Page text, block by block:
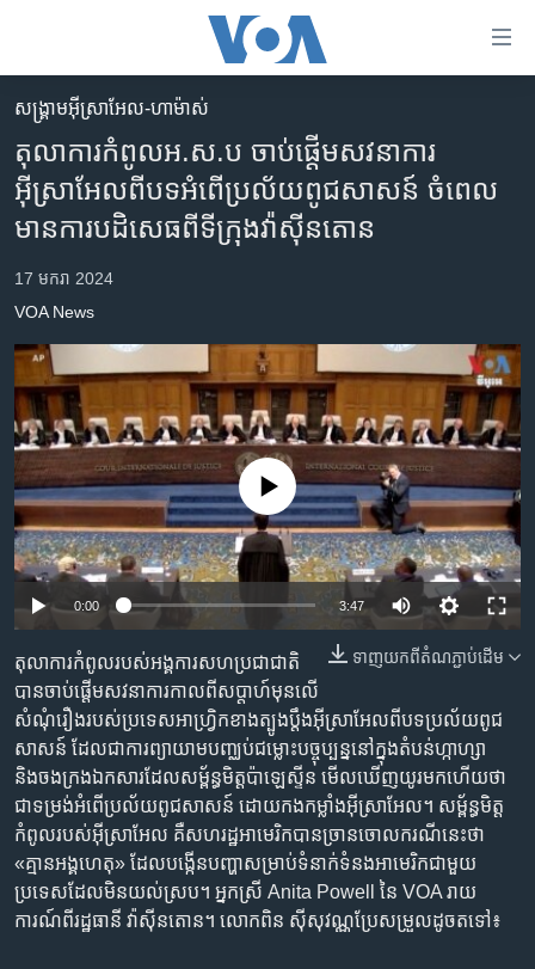
គេហទំព័រ​
ទាក់ទង
រំលង​
និង​
ចូល​
ទំព័រ​
ព័ត៌មាន​​
ម្តង
រំលង​
និង​
ចូល​
ទៅ​
ទំព័រ​
រចនា
សម្ព័ន្ធ​
រំលង​
និង​
ចូល​
ទៅ​
កាន់​
ទំព័រ​
ស្វែង​
រក
កម្ពុជា
អន្តរជាតិ
អាមេរិក
កម្ពុជាច្នៃប្រតិដ្ឋ
ព្រឹត្តិការណ៍ព័ត៌មាន
ទូរទស្សន៍ / វីដេអូ​
វិទ្យុ / ផតខាសថ៍
កម្មវិធីទាំងអស់
Khmer English
ភាសា
សង្គ្រាម​អ៊ីស្រាអែល-ហាម៉ាស់
តុលាការកំពូលអ.ស.ប ចាប់ផ្តើមសវនាការ
អ៊ីស្រាអែលពីបទអំពើប្រល័យពូជសាសន៍ ចំពេល
មានការបដិសេធពីទីក្រុងវ៉ាស៊ីនតោន
17 មករា 2024
VOA News
No media source currently available
0:00 3:47
ទាញ​យក​ពី​តំណភ្ជាប់​ដើម
តុលាការកំពូលរបស់អង្គការសហប្រជាជាតិ
បានចាប់ផ្តើមសវនាការកាលពីសប្តាហ៍មុនលើ
សំណុំរឿងរបស់ប្រទេសអាហ្រ្វិកខាងត្បូងប្តឹងអ៊ីស្រាអែលពីបទប្រល័យពូជ
សាសន៍ ដែលជាការព្យាយាមបញ្ឈប់ជម្លោះបច្ចុប្បន្ននៅក្នុងតំបន់ហ្កាហ្សា
និងចងក្រងឯកសារដែលសម្ព័ន្ធមិត្តប៉ាឡេស្ទីន មើលឃើញយូរមកហើយថា
ជាទម្រង់អំពើប្រល័យពូជសាសន៍ ដោយកងកម្លាំងអ៊ីស្រាអែល។ សម្ព័ន្ធមិត្ត
កំពូលរបស់អ៊ីស្រាអែល គឺសហរដ្ឋអាមេរិកបានច្រានចោលករណីនេះថា
«គ្មានអង្គហេតុ» ដែលបង្កើនបញ្ហាសម្រាប់ទំនាក់ទំនងអាមេរិកជាមួយ
ប្រទេសដែលមិនយល់ស្រប។ អ្នកស្រី Anita Powell នៃ VOA រាយ
ការណ៍ពីរដ្ឋធានី វ៉ាស៊ីនតោន។ លោកពិន ស៊ីសុវណ្ណប្រែសម្រួលដូចតទៅ៖